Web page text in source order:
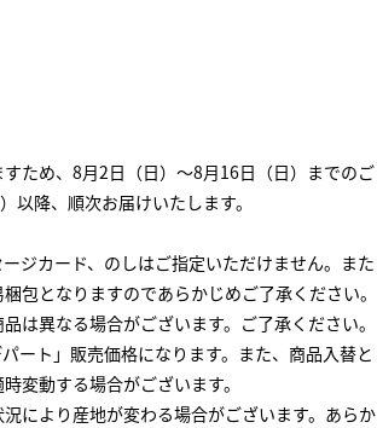
ため、8月2日（日）～8月16日（日）までのご
以降、順次お届けいたします。
ジカード、のしはご指定いただけません。また
包となりますのであらかじめご了承ください。
は異なる場合がございます。ご了承ください。
ート」販売価格になります。また、商品入替と
変動する場合がございます。
により産地が変わる場合がございます。あらか